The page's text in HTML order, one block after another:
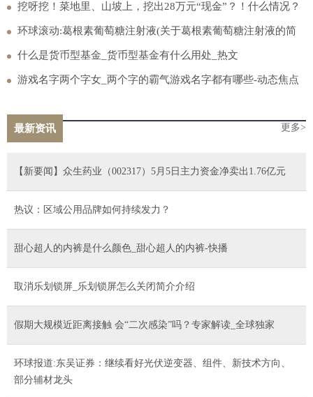
挖呀挖！菜地里、山坡上，挖出28万元“现金”？！什么情况？
消息
环球滚动:葛根素葡萄糖注射液(关于葛根素葡萄糖注射液的简
介)
什么是货币型基金_货币型基金有什么用处_热文
游戏名字两个字女_两个字的霸气游戏名字都有哪些-动态焦点
最新资讯 更多>
【新要闻】众生药业（002317）5月5日主力资金净卖出1.76亿元
热议：区域公用品牌如何持续发力？
甜心超人的内裤是什么颜色_甜心超人的内裤-快播
取消乐划锁屏_乐划锁屏怎么关闭简介介绍
假期大规模近距离接触 会“二次感染”吗？专家解读_全球独家
环球报道:东吴证券：继续看好光伏逆变器、组件、新技术方向、
部分辅材龙头